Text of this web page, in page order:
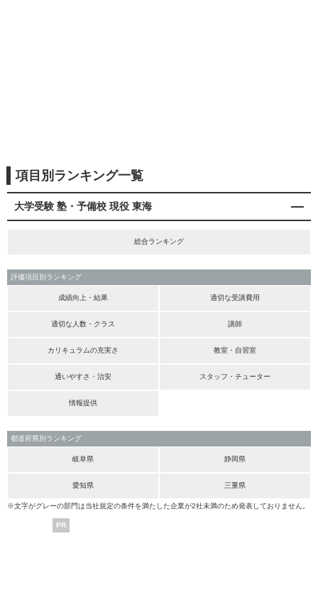
項目別ランキング一覧
大学受験 塾・予備校 現役 東海
総合ランキング
評価項目別ランキング
成績向上・結果 適切な受講費用
適切な人数・クラス 講師
カリキュラムの充実さ 教室・自習室
通いやすさ・治安 スタッフ・チューター
情報提供
都道府県別ランキング
岐阜県 静岡県
愛知県 三重県
※文字がグレーの部門は当社規定の条件を満たした企業が2社未満のため発表しておりません。
PR